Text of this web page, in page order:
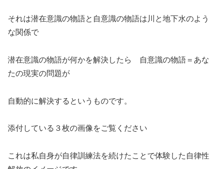
それは潜在意識の物語と自意識の物語は川と地下水のよう
な関係で
潜在意識の物語が何かを解決したら 自意識の物語＝あな
たの現実の問題が
自動的に解決するというものです。
添付している３枚の画像をご覧ください
これは私自身が自律訓練法を続けたことで体験した自律性